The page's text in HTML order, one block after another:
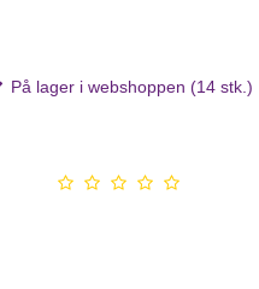
På lager i webshoppen (14 stk.)